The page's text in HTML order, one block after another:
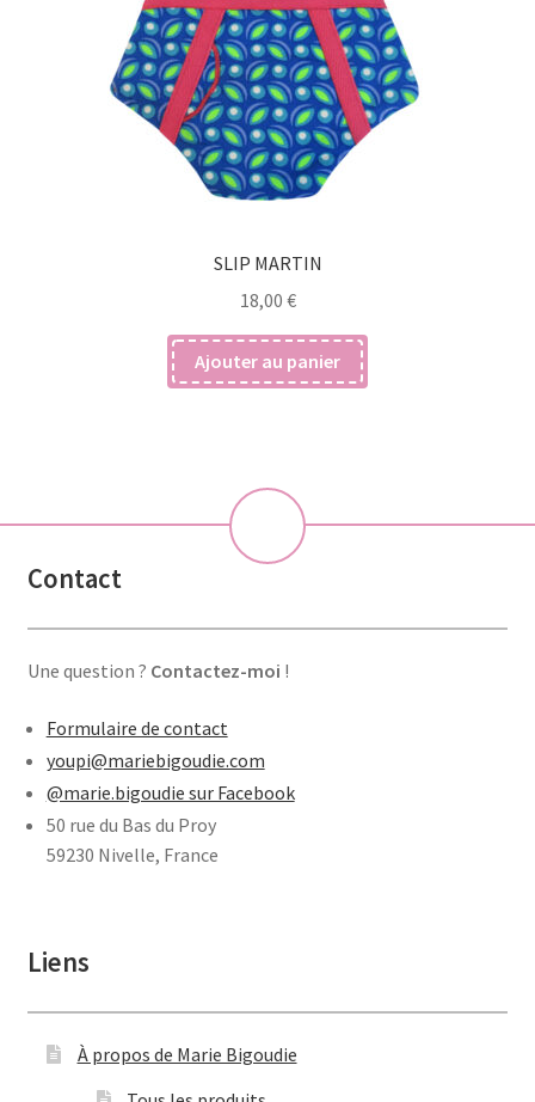
SLIP MARTIN
18,00 €
Ajouter au panier
Contact
Une question ? Contactez-moi !
Formulaire de contact
youpi@mariebigoudie.com
@marie.bigoudie sur Facebook
50 rue du Bas du Proy
59230 Nivelle, France
Liens
À propos de Marie Bigoudie